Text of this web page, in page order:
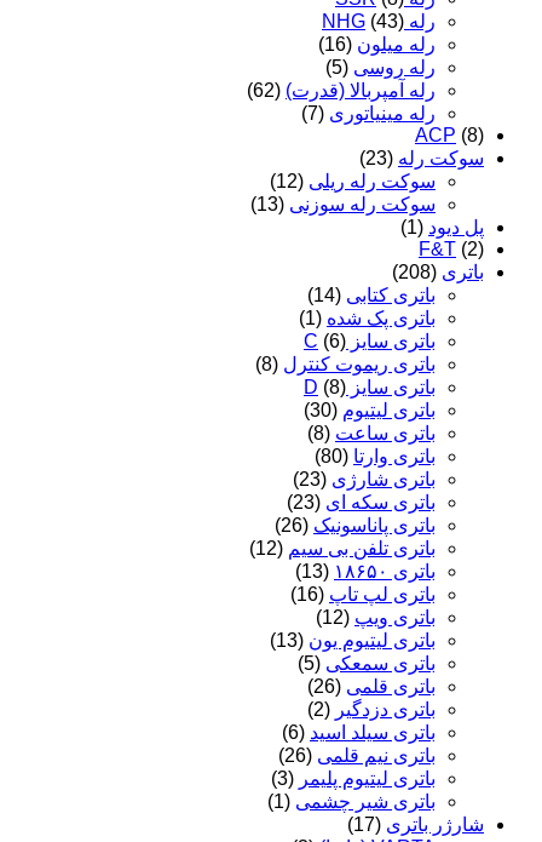
رله NHG (43)
رله میلون (16)
رله روسی (5)
رله آمپربالا (قدرت) (62)
رله مینیاتوری (7)
ACP (8)
سوکت رله (23)
سوکت رله ریلی (12)
سوکت رله سوزنی (13)
پل دیود (1)
F&T (2)
باتری (208)
باتری کتابی (14)
باتری پک شده (1)
باتری سایز C (6)
باتری ریموت کنترل (8)
باتری سایز D (8)
باتری لیتیوم (30)
باتری ساعت (8)
باتری وارتا (80)
باتری شارژی (23)
باتری سکه ای (23)
باتری پاناسونیک (26)
باتری تلفن بی سیم (12)
باتری ۱۸۶۵۰
(13)
باتری لپ تاپ (16)
باتری ویپ (12)
باتری لیتیوم یون (13)
باتری سمعکی (5)
باتری قلمی (26)
باتری دزدگیر (2)
باتری سیلد اسید (6)
باتری نیم قلمی (26)
باتری لیتیوم پلیمر (3)
باتری شیر چشمی (1)
شارژر باتری (17)